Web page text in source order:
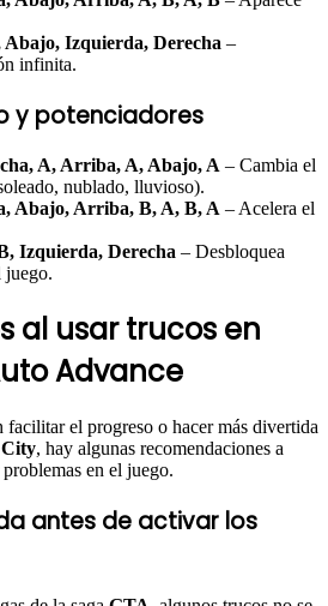
Izquierda, Derecha –
infinita.
y potenciadores
A, Arriba, A, Abajo, A – Cambia el
nublado, lluvioso).
Abajo, Arriba, B, A, B, A – Acelera el
Izquierda, Derecha – Desbloquea
juego.
al usar trucos en
Advance
facilitar el progreso o hacer más divertida
, hay algunas recomendaciones a
en el juego.
antes de activar los